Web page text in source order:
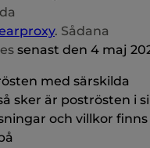
. Sådana
senast den 4 maj
med särskilda
sker är poströsten i
och villkor finns